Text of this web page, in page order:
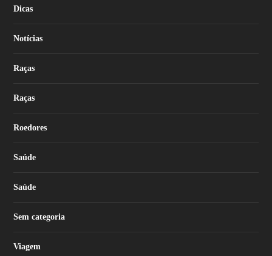
Dicas
Notícias
Raças
Raças
Roedores
Saúde
Saúde
Sem categoria
Viagem